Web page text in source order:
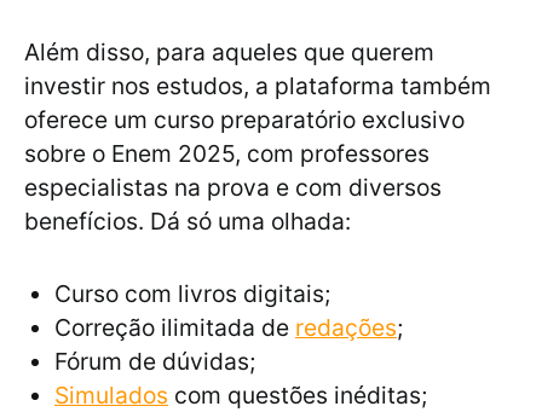
Além disso, para aqueles que querem
investir nos estudos, a plataforma também
oferece um curso preparatório exclusivo
sobre o Enem 2025, com professores
especialistas na prova e com diversos
benefícios. Dá só uma olhada:
Curso com livros digitais;
Correção ilimitada de redações;
Fórum de dúvidas;
Simulados com questões inéditas;